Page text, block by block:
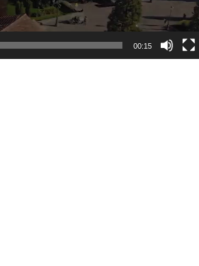
00:15